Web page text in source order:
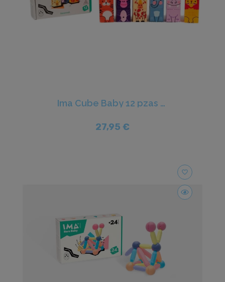
Ima Cube Baby 12 pzas - Imanix
27,95 €
favorite_border